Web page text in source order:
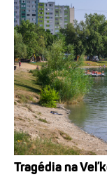
Tragédia na